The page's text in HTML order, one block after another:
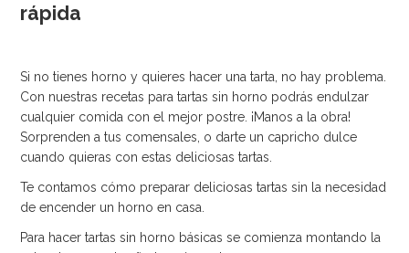
rápida
Si no tienes horno y quieres hacer una tarta, no hay problema.
Con nuestras recetas para tartas sin horno podrás endulzar
cualquier comida con el mejor postre. ¡Manos a la obra!
Sorprenden a tus comensales, o darte un capricho dulce
cuando quieras con estas deliciosas tartas.
Te contamos cómo preparar deliciosas tartas sin la necesidad
de encender un horno en casa.
Para hacer tartas sin horno básicas se comienza montando la